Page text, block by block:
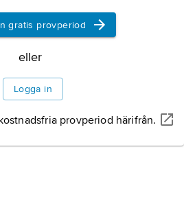
gratis provperiod
eller
Logga in
provperiod härifrån.